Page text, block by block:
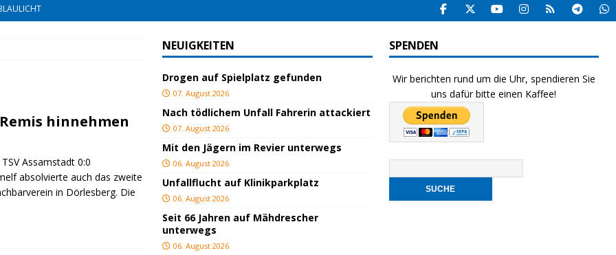
TOP
BLAULICHT
BLAULICHT
hinnehmen
Assamstadt 0:0
absolvierte auch das zweite
in Dörlesberg. Die
NEUIGKEITEN
Drogen auf Spielplatz gefunden
07. August 2026
Nach tödlichem Unfall Fahrerin attackiert
07. August 2026
Mit den Jägern im Revier unterwegs
06. August 2026
Unfallflucht auf Klinikparkplatz
06. August 2026
Seit 66 Jahren auf Mähdrescher
unterwegs
06. August 2026
SPENDEN
Wir berichten rund um die Uhr, spendieren Sie
uns dafür bitte einen Kaffee!